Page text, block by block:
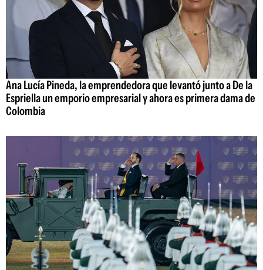
Ana Lucía Pineda, la emprendedora que levantó junto a De la
Espriella un emporio empresarial y ahora es primera dama de
Colombia